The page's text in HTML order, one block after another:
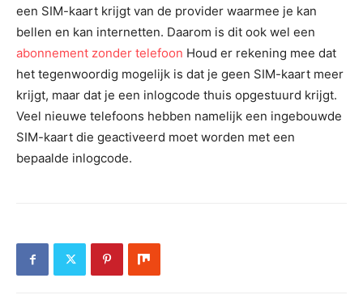
een SIM-kaart krijgt van de provider waarmee je kan
bellen en kan internetten. Daarom is dit ook wel een
abonnement zonder telefoon Houd er rekening mee dat
het tegenwoordig mogelijk is dat je geen SIM-kaart meer
krijgt, maar dat je een inlogcode thuis opgestuurd krijgt.
Veel nieuwe telefoons hebben namelijk een ingebouwde
SIM-kaart die geactiveerd moet worden met een
bepaalde inlogcode.